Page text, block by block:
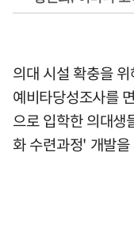
의대 시설 확충을
예비타당성조사를
으로 입학한 의대생
화 수련과정' 개발